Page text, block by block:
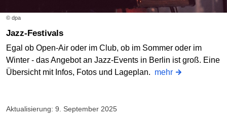
© dpa
Jazz-Festivals
Egal ob Open-Air oder im Club, ob im Sommer oder im
Winter - das Angebot an Jazz-Events in Berlin ist groß. Eine
Übersicht mit Infos, Fotos und Lageplan. mehr
Aktualisierung: 9. September 2025